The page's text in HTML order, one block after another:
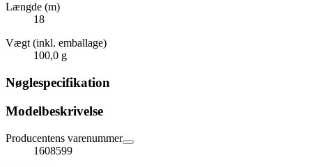
Længde (m)
18
Vægt (inkl. emballage)
100,0 g
Nøglespecifikation
Modelbeskrivelse
Producentens varenummer
1608599